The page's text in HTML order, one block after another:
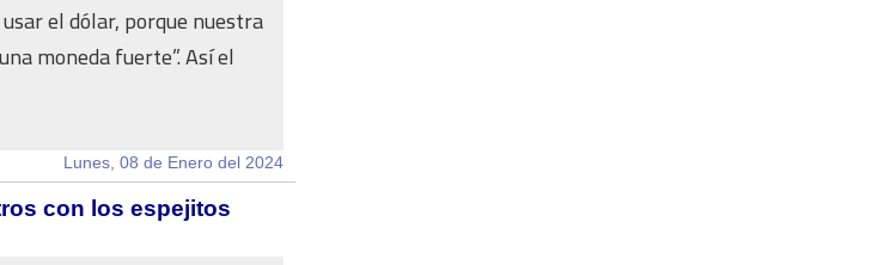
el dólar, porque nuestra
moneda fuerte”. Así el
Lunes, 08 de Enero del 2024
con los espejitos